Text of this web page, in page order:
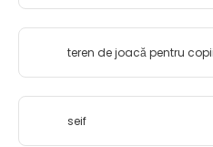
teren de joacă pentru copii
seif